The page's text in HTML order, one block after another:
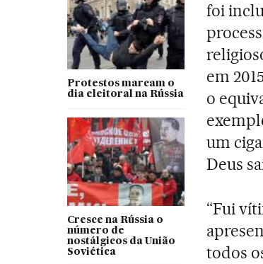
Protestos marcam o
dia eleitoral na Rússia
Cresce na Rússia o
número de
nostálgicos da União
Soviética
foi
em
o
um
Deus
“Fui
todos